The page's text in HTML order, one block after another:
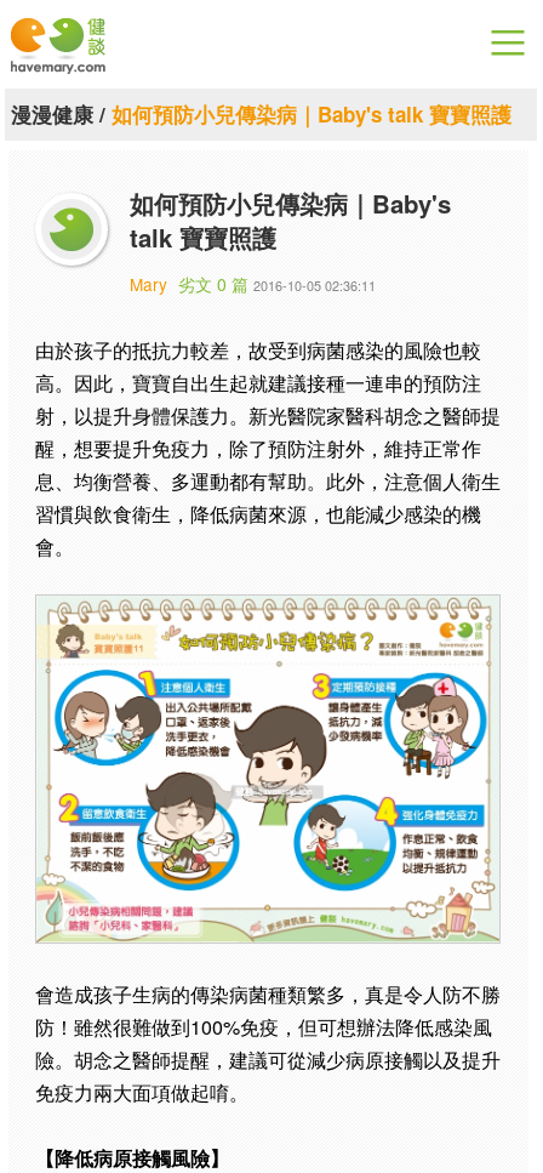
漫漫健康
關於健談
聯絡我們
漫漫健康/ 如何預防小兒傳染病｜Baby's talk 寶寶照護
如何預防小兒傳染病｜Baby's
talk 寶寶照護
Mary 劣文 0 篇 2016-10-05 02:36:11
由於孩子的抵抗力較差，故受到病菌感染的風險也較
高。因此，寶寶自出生起就建議接種一連串的預防注
射，以提升身體保護力。新光醫院家醫科胡念之醫師提
醒，想要提升免疫力，除了預防注射外，維持正常作
息、均衡營養、多運動都有幫助。此外，注意個人衛生
習慣與飲食衛生，降低病菌來源，也能減少感染的機
會。
會造成孩子生病的傳染病菌種類繁多，真是令人防不勝
防！雖然很難做到100%免疫，但可想辦法降低感染風
險。胡念之醫師提醒，建議可從減少病原接觸以及提升
免疫力兩大面項做起唷。
【降低病原接觸風險】